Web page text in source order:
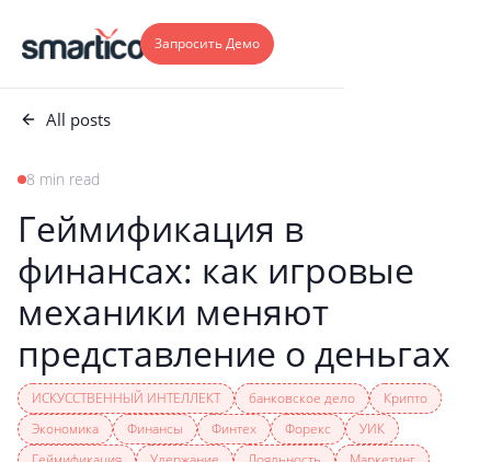
Запросить Демо
All posts
8 min read
Геймификация в
финансах: как игровые
механики меняют
представление о деньгах
ИСКУССТВЕННЫЙ ИНТЕЛЛЕКТ банковское дело
Крипто
Экономика
Финансы Финтех Форекс
УИК